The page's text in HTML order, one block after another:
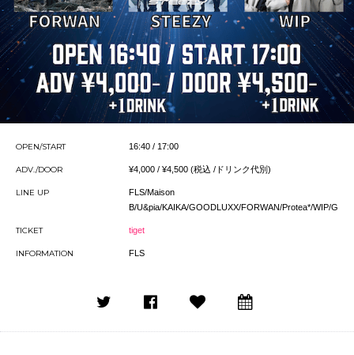
OPEN/START 16:40 / 17:00
ADV./DOOR ¥4,000 / ¥4,500 (税込 /ドリンク代別)
LINE UP
FLS/Maison
B/U&pia/KAIKA/GOODLUXX/FORWAN/Protea*/WIP/
TICKET tiget
INFORMATION FLS